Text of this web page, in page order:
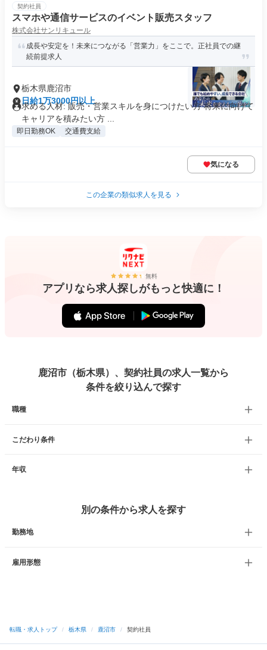
契約社員
スマホや通信サービスのイベント販売スタッフ
株式会社サンリキュール
成長や安定を！未来につながる「営業力」をここで。正社員での継
続前提求人
栃木県鹿沼市
日給1万3000円以上
求める人材: 販売・営業スキルを身につけたい方 将来に向けて
キャリアを積みたい方 ...
即日勤務OK 交通費支給
気になる
この企業の類似求人を見る
無料
アプリなら求人探しがもっと快適に！
鹿沼市（栃木県）、契約社員の求人一覧から
条件を絞り込んで探す
職種
こだわり条件
年収
別の条件から求人を探す
勤務地
雇用形態
転職・求人トップ / 栃木県 / 鹿沼市 / 契約社員